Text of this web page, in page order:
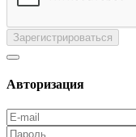
Зарегистрироваться
Авторизация